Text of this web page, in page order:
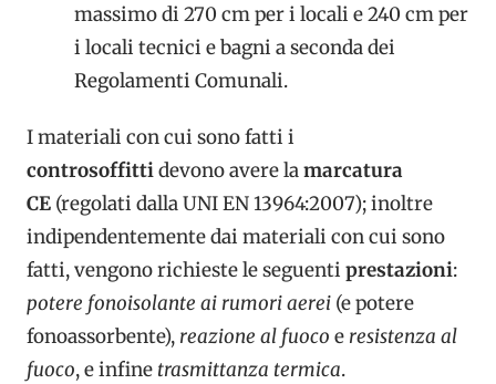
massimo di 270 cm per i locali e 240 cm per
i locali tecnici e bagni a seconda dei
Regolamenti Comunali.
I materiali con cui sono fatti i
controsoffittidevono avere lamarcatura
CE (regolati dalla UNI EN 13964:2007); inoltre
indipendentemente dai materiali con cui sono
fatti, vengono richieste le seguenti prestazioni:
potere fonoisolante ai rumori aerei (e potere
fonoassorbente), reazione al fuoco e resistenza al
fuoco, e infine trasmittanza termica.